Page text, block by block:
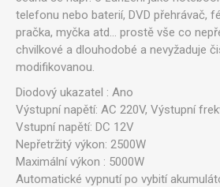
telefonu nebo baterií, DVD přehrávač,
pračka, myčka atd... prostě vše co
chvilkové a dlouhodobé a nevyžaduje
modifikovanou.
Diodový ukazatel : Ano
Výstupní napětí: AC 220V, Výstupní
Vstupní napětí: DC 12V
Nepřetržitý výkon: 2500W
Maximální výkon : 5000W
Automatické vypnutí po vybití